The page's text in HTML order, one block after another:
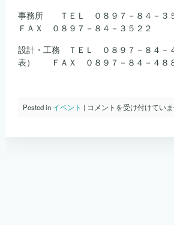
事務所 ＴＥＬ ０８９７－８４－３
ＦＡＸ ０８９７－８４－３５２２
設計・工務 ＴＥＬ ０８９７－８４－
表） ＦＡＸ ０８９７－８４－４８
Posted in イベント | ２
コメントを受け付けてい